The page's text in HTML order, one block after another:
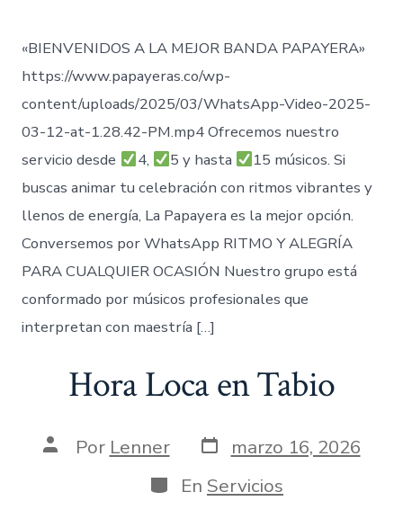
«BIENVENIDOS A LA MEJOR BANDA PAPAYERA»
https://www.papayeras.co/wp-
content/uploads/2025/03/WhatsApp-Video-2025-
03-12-at-1.28.42-PM.mp4 Ofrecemos nuestro
servicio desde
4, 5 y hasta
15 músicos. Si
buscas animar tu celebración con ritmos vibrantes y
llenos de energía, La Papayera es la mejor opción.
Conversemos por WhatsApp RITMO Y ALEGRÍA
PARA CUALQUIER OCASIÓN Nuestro grupo está
conformado por músicos profesionales que
interpretan con maestría […]
Hora Loca en Tabio
AutorPor Lenner Fecha
de
publicación
marzo 16, 2026
Categorías
En Servicios